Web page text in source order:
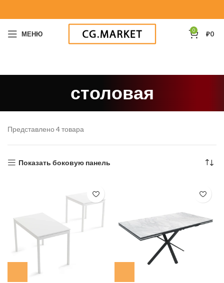
МЕНЮ 0 ₽0
столовая
Представлено 4 товара
Показать боковую панель